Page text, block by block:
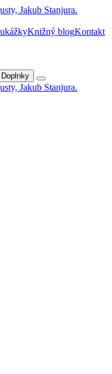
Knižný blogKontakt
Doplnky